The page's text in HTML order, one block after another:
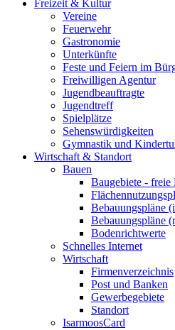
Freizeit & Kultur
Vereine
Feuerwehr
Gastronomie
Unterkünfte
Feste und Feiern im
Freiwilligen Agentur
Jugendbeauftragte
Jugendtreff
Spielplätze
Sehenswürdigkeiten
Gymnastik und
Wirtschaft & Standort
Bauen
Baugebiete - freie
Bebauungspläne
Bebauungspläne
Bodenrichtwerte
Schnelles Internet
Wirtschaft
Firmenverzeichnis
Post und Banken
Gewerbegebiete
Standort
IsarmoosCard